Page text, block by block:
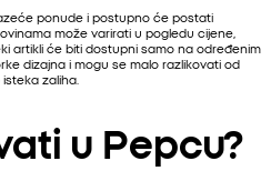
ponude i postupno će postati
može varirati u pogledu cijene,
artikli će biti dostupni samo na određenim
dizajna i mogu se malo razlikovati od
zaliha.
u Pepcu?